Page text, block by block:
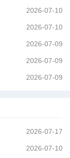
2026-07-10
2026-07-10
2026-07-09
2026-07-09
2026-07-09
2026-07-17
2026-07-10